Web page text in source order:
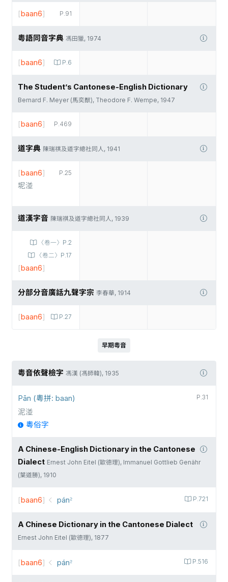
P.91
[baan6]
粵語同音字典 馮田獵, 1974
P.6
[baan6]
The Student’s Cantonese-English Dictionary
Bernard F. Meyer (馬奕猷), Theodore F. Wempe, 1947
P.469
[baan6]
道字典 陳瑞祺及道字總社同人, 1941
P.25
[baan6]
坭湴
道漢字音 陳瑞祺及道字總社同人, 1939
〈卷一〉P.2
〈卷二〉P.17
[baan6]
分部分音廣話九聲字宗 李春華, 1914
P.27
[baan6]
早期粵音
粵音依聲檢字 馮漢 (馮師韓), 1935
P.31
Pān (粵拼: baan)
泥湴
粵俗字
A Chinese-English Dictionary in the Cantonese
Dialect Ernest John Eitel (歐德理), Immanuel Gottlieb Genähr
(葉道勝), 1910
P.721
[baan6] pán꜅
A Chinese Dictionary in the Cantonese Dialect
Ernest John Eitel (歐德理), 1877
P.516
[baan6] pán꜅